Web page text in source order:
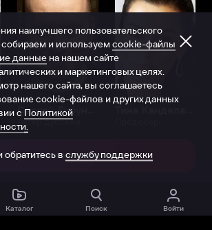
Актёр дубляжа
в приложении
Каталог Поиск Войти
наилучшего пользовательского
и используем cookie-файлы
данные на нашем сайте
и маркетинговых целях.
нашего сайта, вы соглашаетесь
cookie-файлов и других данных
с Политикой
обратитесь в службу поддержки